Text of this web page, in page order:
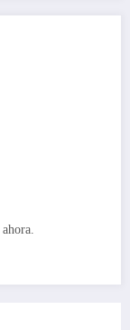
ahora.